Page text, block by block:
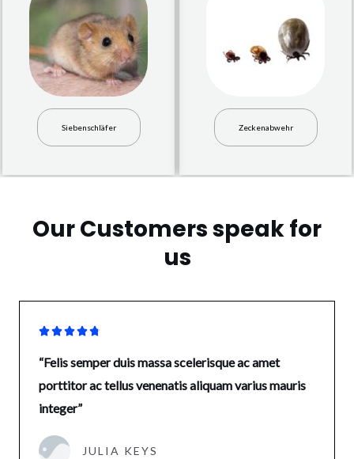
Siebenschläfer Zeckenabwehr
Our Customers speak for
us

“Felis semper duis massa scelerisque ac amet
porttitor ac tellus venenatis aliquam varius mauris
integer”
JULIA KEYS